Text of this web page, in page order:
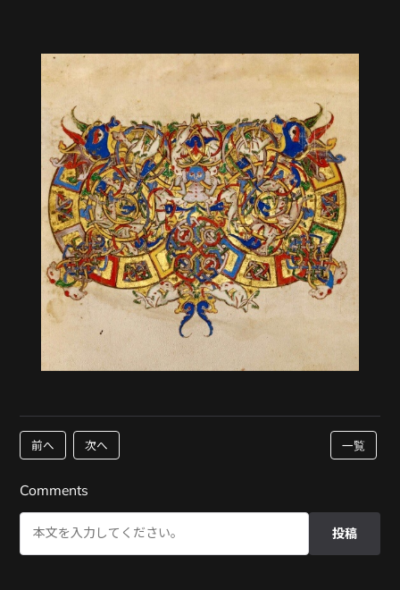
前へ 次へ 一覧
Comments
投稿